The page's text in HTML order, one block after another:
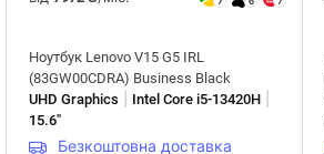
Ноутбук Lenovo V15 G5 IRL
(83GW00CDRA) Business Black
UHD Graphics
Intel Core i5-13420H
15.6"
Безкоштовна доставка